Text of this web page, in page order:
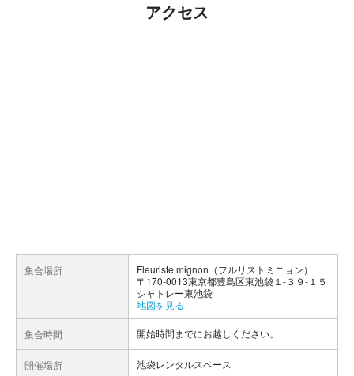
アクセス
集合場所
Fleuriste mignon（フルリストミニョン）
〒170-0013東京都豊島区東池袋１-３９-１５
シャトレー東池袋
地図を見る
集合時間 開始時間までにお越しください。
開催場所 池袋レンタルスペース